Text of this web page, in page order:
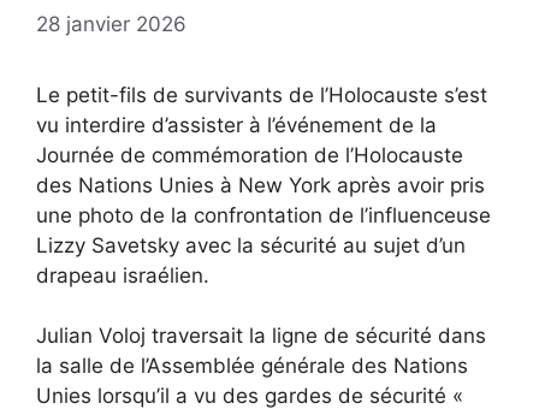
28 janvier 2026
Le petit-fils de survivants de l’Holocauste s’est
vu interdire d’assister à l’événement de la
Journée de commémoration de l’Holocauste
des Nations Unies à New York après avoir pris
une photo de la confrontation de l’influenceuse
Lizzy Savetsky avec la sécurité au sujet d’un
drapeau israélien.
Julian Voloj traversait la ligne de sécurité dans
la salle de l’Assemblée générale des Nations
Unies lorsqu’il a vu des gardes de sécurité «